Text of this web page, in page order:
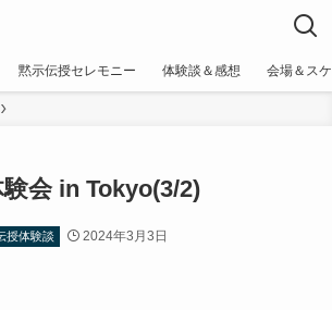
黙示伝授セレモニー 体験談＆感想 会場＆ス
会 in Tokyo(3/2)
授体験談 2024年3月3日